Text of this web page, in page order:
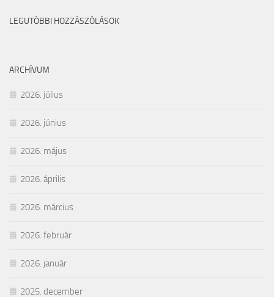
LEGUTÓBBI HOZZÁSZÓLÁSOK
ARCHÍVUM
2026. július
2026. június
2026. május
2026. április
2026. március
2026. február
2026. január
2025. december